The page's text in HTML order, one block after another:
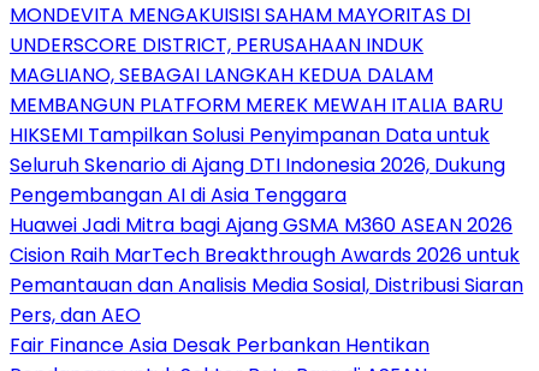
MONDEVITA MENGAKUISISI SAHAM MAYORITAS DI
UNDERSCORE DISTRICT, PERUSAHAAN INDUK
MAGLIANO, SEBAGAI LANGKAH KEDUA DALAM
MEMBANGUN PLATFORM MEREK MEWAH ITALIA BARU
HIKSEMI Tampilkan Solusi Penyimpanan Data untuk
Seluruh Skenario di Ajang DTI Indonesia 2026, Dukung
Pengembangan AI di Asia Tenggara
Huawei Jadi Mitra bagi Ajang GSMA M360 ASEAN 2026
Cision Raih MarTech Breakthrough Awards 2026 untuk
Pemantauan dan Analisis Media Sosial, Distribusi Siaran
Pers, dan AEO
Fair Finance Asia Desak Perbankan Hentikan